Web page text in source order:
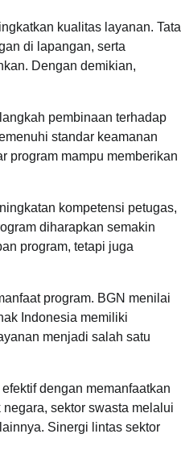
kualitas layanan. Tata
di lapangan, serta
Dengan demikian,
pembinaan terhadap
standar keamanan
program mampu memberikan
kompetensi petugas,
diharapkan semakin
program, tetapi juga
program. BGN menilai
Indonesia memiliki
menjadi salah satu
dengan memanfaatkan
sektor swasta melalui
Sinergi lintas sektor